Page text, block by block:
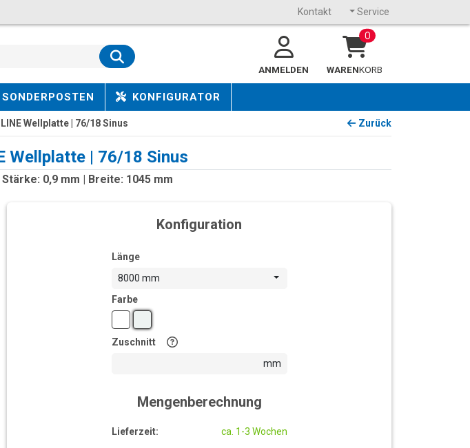
Kontakt Service
ANMELDEN
0
WARENKORB
SONDERPOSTEN KONFIGURATOR
Wellplatte | 76/18 Sinus Zurück
Wellplatte | 76/18 Sinus
0,9 mm | Breite: 1045 mm
Konfiguration
Länge
8000 mm
Farbe
Zuschnitt
mm
Mengenberechnung
Lieferzeit: ca. 1-3 Wochen